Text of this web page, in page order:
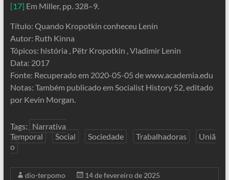
[17] Em Miller, pp. 328–9.
Título: Quando Kropotkin conheceu Lenin
Autor: Ruth Kinna
Tópicos: história , Pëtr Kropotkin , Vladimir Lenin
Data: 2017
Fonte: Recuperado em 2020-05-05 de www.academia.edu
Notas: Também publicado em Socialist History 52, editado
por Kevin Morgan.
Tags: Narrativa
Temporal
Social Sociedade Trabalhadoras
Uniã
o
dio-terpomo
14 de fevereiro de 2025